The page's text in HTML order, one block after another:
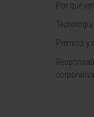
Por qué
Tecnología
Premios y
corporativa